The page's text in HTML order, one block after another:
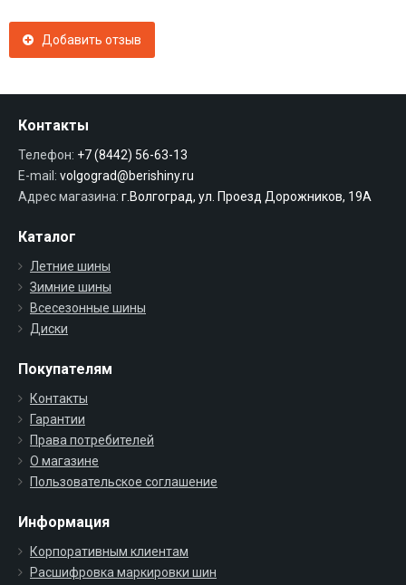
Добавить отзыв
Контакты
Телефон: +7 (8442) 56-63-13
E-mail: volgograd@berishiny.ru
Адрес магазина: г.Волгоград, ул. Проезд Дорожников, 19А
Каталог
Летние шины
Зимние шины
Всесезонные шины
Диски
Покупателям
Контакты
Гарантии
Права потребителей
О магазине
Пользовательское соглашение
Информация
Корпоративным клиентам
Расшифровка маркировки шин